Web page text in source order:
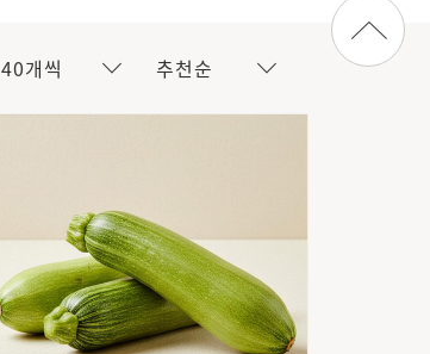
러시아산
아르헨티나산
필리핀산
40개씩 추천순